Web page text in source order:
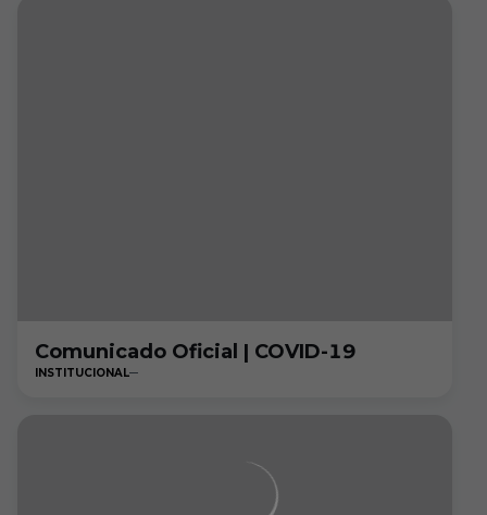
Comunicado Oficial | COVID-19
INSTITUCIONAL